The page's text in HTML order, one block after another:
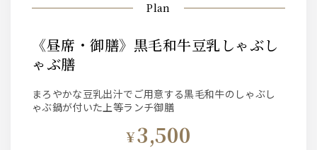
Plan
《昼席・御膳》黒毛和牛豆乳しゃぶし
ゃぶ膳
まろやかな豆乳出汁でご用意する黒毛和牛のしゃぶし
ゃぶ鍋が付いた上等ランチ御膳
¥3,500